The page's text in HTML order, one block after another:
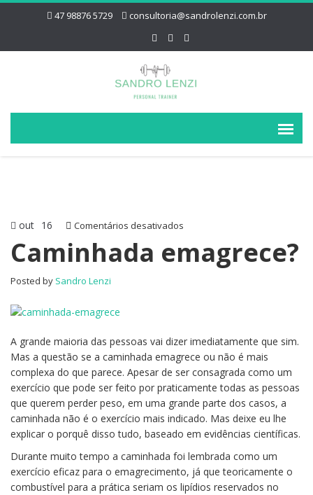
47 98876 5729 consultoria@sandrolenzi.com.br
out 16 Comentários desativados
emagrece?
Caminhada emagrece?
Posted by Sandro Lenzi
A grande maioria das pessoas vai dizer imediatamente que sim.
Mas a questão se a caminhada emagrece ou não é mais
complexa do que parece. Apesar de ser consagrada como um
exercício que pode ser feito por praticamente todas as pessoas
que querem perder peso, em uma grande parte dos casos, a
caminhada não é o exercício mais indicado. Mas deixe eu lhe
explicar o porquê disso tudo, baseado em evidências científicas.
Durante muito tempo a caminhada foi lembrada como um
exercício eficaz para o emagrecimento, já que teoricamente o
combustível para a prática seriam os lipídios reservados no